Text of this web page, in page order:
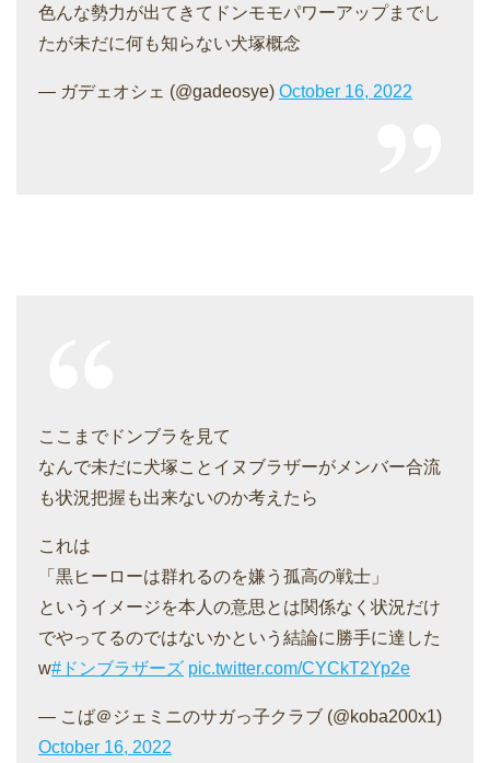
色んな勢力が出てきてドンモモパワーアップまでし
たが未だに何も知らない犬塚概念
— ガデェオシェ (@gadeosye) October 16, 2022
ここまでドンブラを見て
なんで未だに犬塚ことイヌブラザーがメンバー合流
も状況把握も出来ないのか考えたら
これは
「黒ヒーローは群れるのを嫌う孤高の戦士」
というイメージを本人の意思とは関係なく状況だけ
でやってるのではないかという結論に勝手に達した
w#ドンブラザーズ pic.twitter.com/CYCkT2Yp2e
— こば＠ジェミニのサガっ子クラブ (@koba200x1)
October 16, 2022